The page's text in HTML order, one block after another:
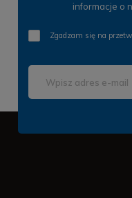
informacje o
Zgadzam się na